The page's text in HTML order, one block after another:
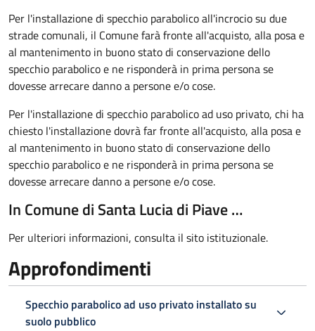
Per l'installazione di specchio parabolico all'incrocio su due
strade comunali, il Comune farà fronte all'acquisto, alla posa e
al mantenimento in buono stato di conservazione dello
specchio parabolico e ne risponderà in prima persona se
dovesse arrecare danno a persone e/o cose.
Per l'installazione di specchio parabolico ad uso privato, chi ha
chiesto l'installazione dovrà far fronte all'acquisto, alla posa e
al mantenimento in buono stato di conservazione dello
specchio parabolico e ne risponderà in prima persona se
dovesse arrecare danno a persone e/o cose.
In Comune di Santa Lucia di Piave …
Per ulteriori informazioni, consulta il sito istituzionale.
Approfondimenti
Specchio parabolico ad uso privato installato su
suolo pubblico